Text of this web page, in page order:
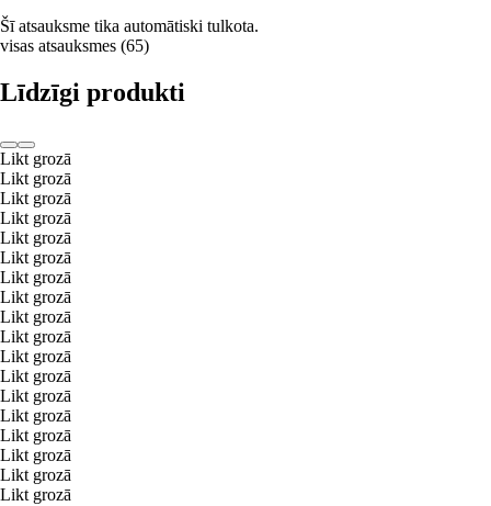
Šī atsauksme tika automātiski tulkota.
visas atsauksmes (65)
Līdzīgi produkti
Likt grozā
Likt grozā
Likt grozā
Likt grozā
Likt grozā
Likt grozā
Likt grozā
Likt grozā
Likt grozā
Likt grozā
Likt grozā
Likt grozā
Likt grozā
Likt grozā
Likt grozā
Likt grozā
Likt grozā
Likt grozā